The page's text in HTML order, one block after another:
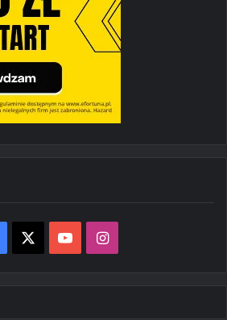
YouTubeInstagram